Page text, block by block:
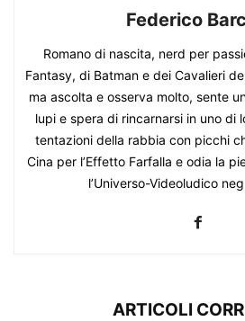
Federico
Romano di nascita, nerd per
Fantasy, di Batman e dei Cavalieri
ma ascolta e osserva molto, sente
lupi e spera di rincarnarsi in uno di
tentazioni della rabbia con picchi
Cina per l’Effetto Farfalla e odia la
l’Universo-Videoludico
ARTICOLI